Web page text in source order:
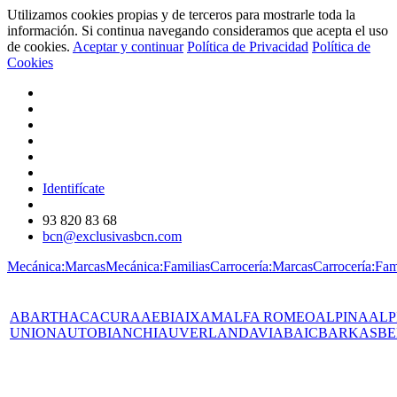
Utilizamos cookies propias y de terceros para mostrarle toda la
información. Si continua navegando consideramos que acepta el uso
de cookies. Aceptar y continuar Política de Privacidad Política de
Cookies
Identifícate
93 820 83 68
bcn@exclusivasbcn.com
Mecánica:MarcasMecánica:FamiliasCarrocería:Marcas
ABARTHACACURAAEBIAIXAMALFA ROMEOALPINA
UNIONAUTOBIANCHIAUVERLANDAVIABAICBARKAS